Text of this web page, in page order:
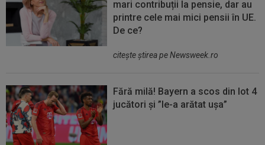
mari contribuții la pensie, dar au
printre cele mai mici pensii în UE.
De ce?
citeşte ştirea pe Newsweek.ro
Fără milă! Bayern a scos din lot 4
jucători și ”le-a arătat ușa”